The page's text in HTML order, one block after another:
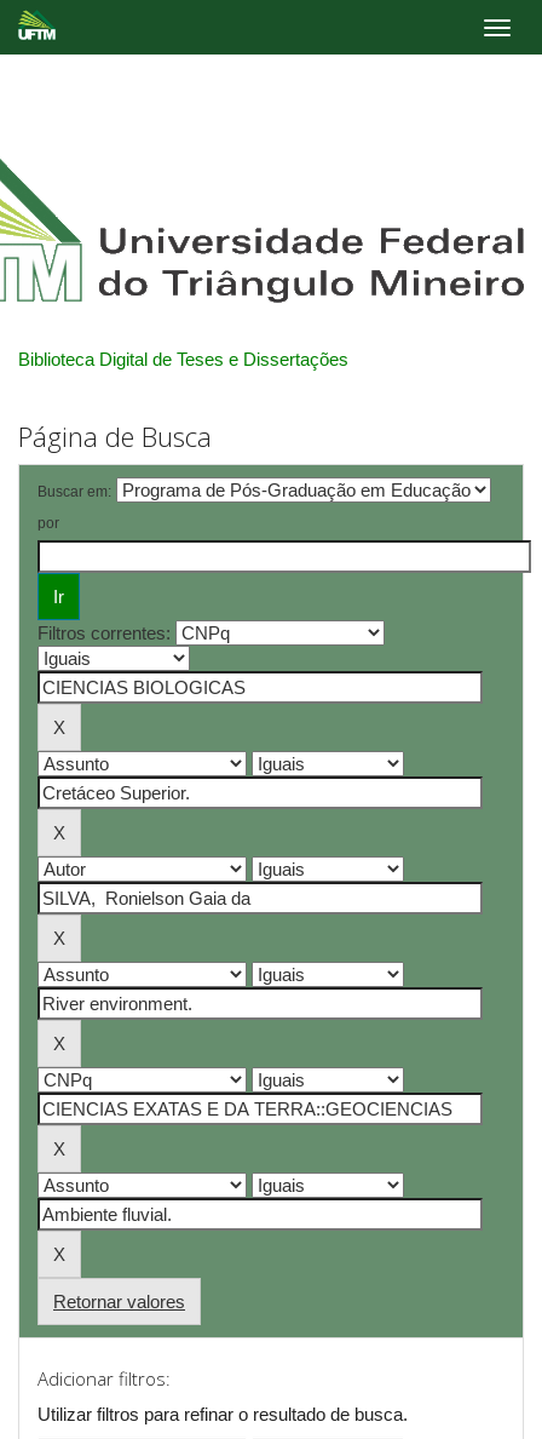
Biblioteca Digital de Teses e Dissertações
Página de Busca
Buscar em:
por
Filtros correntes:
Retornar valores
Adicionar filtros:
Utilizar filtros para refinar o resultado de busca.